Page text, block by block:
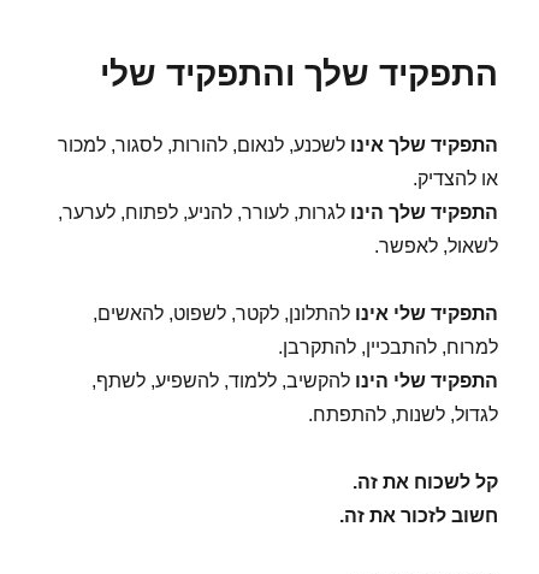
התפקיד שלך והתפקיד שלי
התפקיד שלך אינו לשכנע, לנאום, להורות, לסגור, למכור
או להצדיק.
התפקיד שלך הינו לגרות, לעורר, להניע, לפתוח, לערער,
לשאול, לאפשר.
התפקיד שלי אינו להתלונן, לקטר, לשפוט, להאשים,
למרוח, להתבכיין, להתקרבן.
התפקיד שלי הינו להקשיב, ללמוד, להשפיע, לשתף,
לגדול, לשנות, להתפתח.
קל לשכוח את זה.
חשוב לזכור את זה.